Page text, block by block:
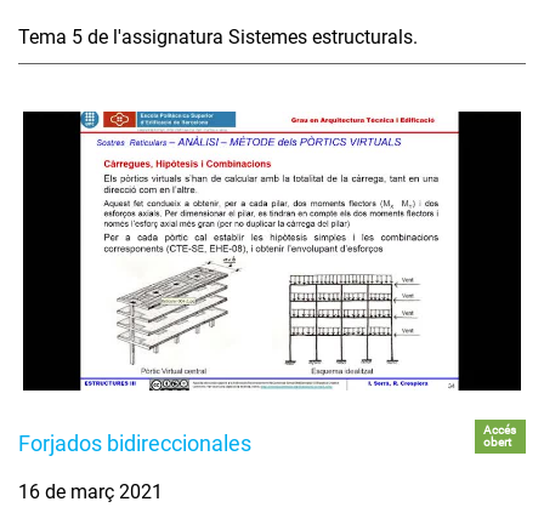
Tema 5 de l'assignatura Sistemes estructurals.
Forjados bidireccionales
Accés
obert
16 de març 2021